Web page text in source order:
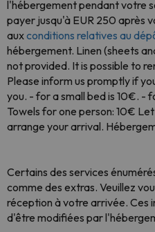
l'hébergement pendant votre
payer jusqu'à EUR 250 après
auxconditions relatives au
hébergement. Linen (sheets
not provided. It is possible to
Please inform us promptly if
you. - for a small bed is 10€. -
Towels for one person: 10€
arrange your arrival.
Certains des services
comme des extras. Veuillez
réception à votre arrivée. Ces
d'être modifiées par